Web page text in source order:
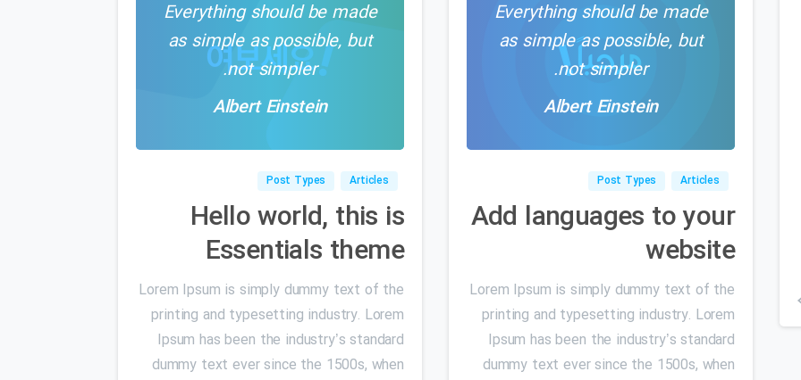
Everything should be made
as simple as possible, but
not simpler.
Albert Einstein
۰
Articles
Post Types
Add languages to your
website
Lorem Ipsum is simply dummy text of the
printing and typesetting industry. Lorem
Ipsum has been the industry’s standard
dummy text ever since the 1500s, when
Everything should be made
as simple as possible, but
not simpler.
Albert Einstein
۰
Articles
Post Types
Hello world, this is
Essentials theme
Lorem Ipsum is simply dummy text of the
printing and typesetting industry. Lorem
Ipsum has been the industry’s standard
dummy text ever since the 1500s, when